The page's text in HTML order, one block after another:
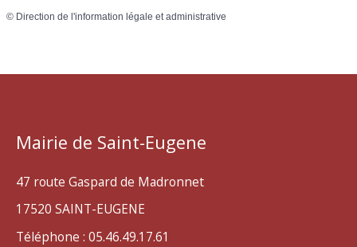
© Direction de l'information légale et administrative
Mairie de Saint-Eugene
47 route Gaspard de Madronnet
17520 SAINT-EUGENE
Téléphone : 05.46.49.17.61